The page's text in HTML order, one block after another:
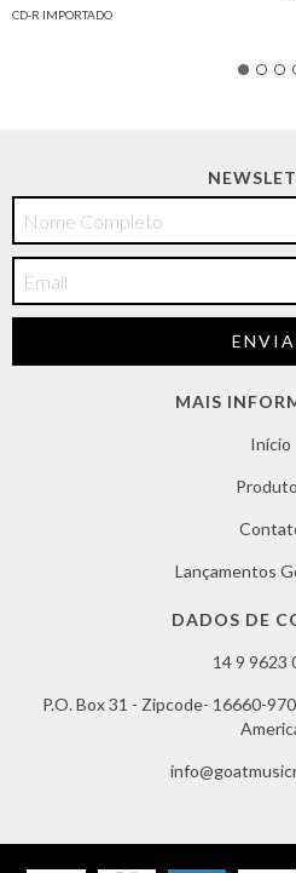
CD-R IMPORTADO
MAIS
Início
Lançamentos
DADOS DE
14 9 9623
P.O. Box 31 - Zipcode- 16660-